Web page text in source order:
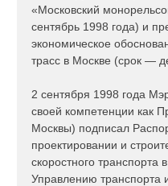
«Московский
сентябрь 1998 года) и
экономическое
трасс в Москве (срок —
2 сентября 1998 года
своей компетенции как
Москвы) подписал
проектировании и
скоростного транспорта
Управлению транспорта